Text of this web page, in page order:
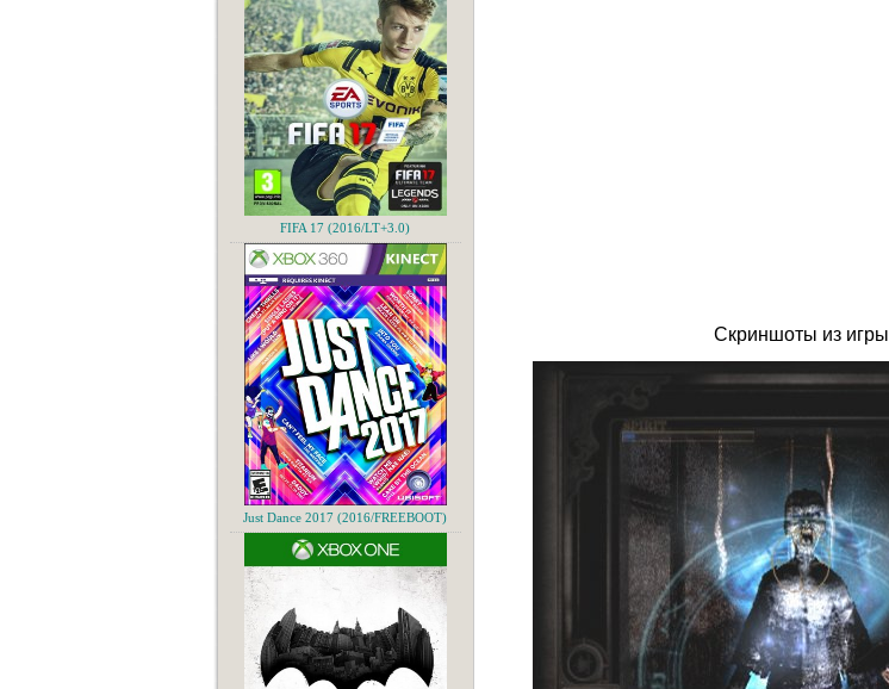
Скриншоты из игры
FIFA 17 (2016/LT+3.0)
Just Dance 2017 (2016/FREEBOOT)